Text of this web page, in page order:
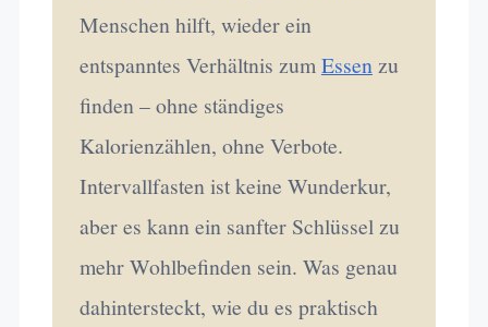
Menschen hilft, wieder ein
entspanntes Verhältnis zumEssenzu
finden – ohne ständiges
Kalorienzählen, ohne Verbote.
Intervallfasten ist keine Wunderkur,
aber es kann ein sanfter Schlüssel zu
mehr Wohlbefinden sein. Was genau
dahintersteckt, wie du es praktisch